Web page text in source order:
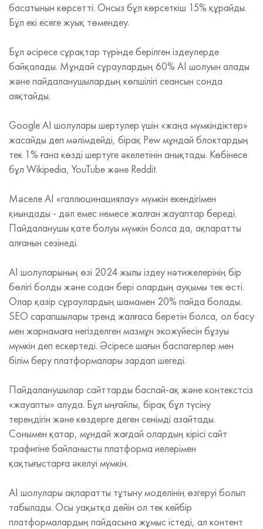
басатынын көрсетті. Онсыз бұл көрсеткіш 15% құрайды.
Бұл екі есеге жуық төмендеу.
Бұл әсіресе сұрақтар түрінде берілген іздеулерде
байқалады. Мұндай сұраулардың 60% AI шолуын алады
және пайдаланушылардың көпшілігі сеансын сонда
аяқтайды.
Google AI шолулары шертулер үшін «жаңа мүмкіндіктер»
жасайды деп мәлімдейді, бірақ Pew мұндай блоктардың
тек 1% ғана көзді шертуге әкелетінін анықтады. Көбінесе
бұл Wikipedia, YouTube және Reddit.
Мәселе AI «галлюцинациялау» мүмкін екендігімен
қиындады - дәл емес немесе жалған жауаптар береді.
Пайдаланушы қате болуы мүмкін болса да, ақпаратты
алғанын сезінеді.
AI шолуларының өзі 2024 жылы іздеу нәтижелерінің бір
бөлігі болды және содан бері олардың ауқымы тек өсті.
Олар қазір сұраулардың шамамен 20% пайда болады.
SEO сарапшылары тренд жалғаса беретін болса, ол басу
мен жарнамаға негізделген мазмұн экожүйесін бұзуы
мүмкін деп ескертеді. Әсіресе шағын баспагерлер мен
білім беру платформалары зардап шегеді.
Пайдаланушылар сайттарды баспай-ақ және контекстсіз
«жауапты» алуда. Бұл ыңғайлы, бірақ бұл түсіну
тереңдігін және көздерге деген сенімді азайтады.
Сонымен қатар, мұндай жағдай олардың кірісі сайт
трафигіне байланысты платформа иелерімен
қақтығыстарға әкелуі мүмкін.
AI шолулары ақпаратты тұтыну моделінің өзгеруі болып
табылады. Осы уақытқа дейін ол тек кейбір
платформалардың пайдасына жұмыс істеді, ал контент